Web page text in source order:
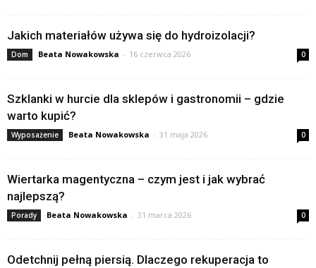
Jakich materiałów używa się do hydroizolacji?
Dom Beata Nowakowska - 16 czerwca 2026 0
Szklanki w hurcie dla sklepów i gastronomii – gdzie
warto kupić?
Wyposażenie Beata Nowakowska - 31 maja 2026 0
Wiertarka magentyczna – czym jest i jak wybrać
najlepszą?
Porady Beata Nowakowska - 31 marca 2026 0
Odetchnij pełną piersią. Dlaczego rekuperacja to